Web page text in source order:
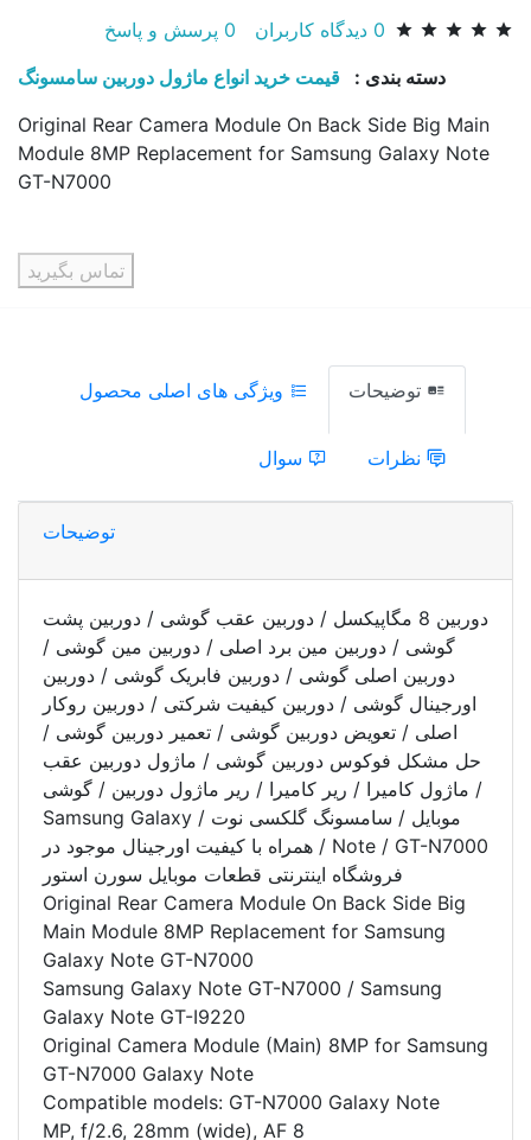
0 دیدگاه کاربران 0 پرسش و پاسخ
دسته بندی :
قیمت خرید انواع ماژول دوربین سامسونگ
Original Rear Camera Module On Back Side Big Main
Module 8MP Replacement for Samsung Galaxy Note
GT-N7000
تماس بگیرید
توضیحات ویژگی های اصلی محصول
نظرات سوال
توضیحات
دوربین 8 مگاپیکسل / دوربین عقب گوشی / دوربین پشت
گوشی / دوربین مین برد اصلی / دوربین مین گوشی /
دوربین اصلی گوشی / دوربین فابریک گوشی / دوربین
اورجینال گوشی / دوربین کیفیت شرکتی / دوربین روکار
اصلی / تعویض دوربین گوشی / تعمیر دوربین گوشی /
حل مشکل فوکوس دوربین گوشی / ماژول دوربین عقب
/ ماژول کامیرا / ریر کامیرا / ریر ماژول دوربین / گوشی
موبایل / سامسونگ گلکسی نوت / Samsung Galaxy
Note / GT-N7000 / همراه با کیفیت اورجینال موجود در
فروشگاه اینترنتی قطعات موبایل سورن استور
Original Rear Camera Module On Back Side Big
Main Module 8MP Replacement for Samsung
Galaxy Note GT-N7000
Samsung Galaxy Note GT-N7000 / Samsung
Galaxy Note GT-I9220
Original Camera Module (Main) 8MP for Samsung
GT-N7000 Galaxy Note
Compatible models: GT-N7000 Galaxy Note
8 MP, f/2.6, 28mm (wide), AF